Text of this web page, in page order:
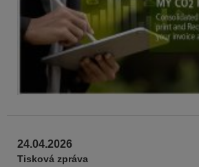
24.04.2026
Tisková zpráva